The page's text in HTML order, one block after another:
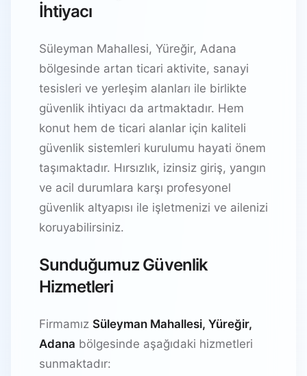
İhtiyacı
Süleyman Mahallesi, Yüreğir, Adana
bölgesinde artan ticari aktivite, sanayi
tesisleri ve yerleşim alanları ile birlikte
güvenlik ihtiyacı da artmaktadır. Hem
konut hem de ticari alanlar için kaliteli
güvenlik sistemleri kurulumu hayati önem
taşımaktadır. Hırsızlık, izinsiz giriş, yangın
ve acil durumlara karşı profesyonel
güvenlik altyapısı ile işletmenizi ve ailenizi
koruyabilirsiniz.
Sunduğumuz Güvenlik
Hizmetleri
Firmamız Süleyman Mahallesi, Yüreğir,
Adana bölgesinde aşağıdaki hizmetleri
sunmaktadır: